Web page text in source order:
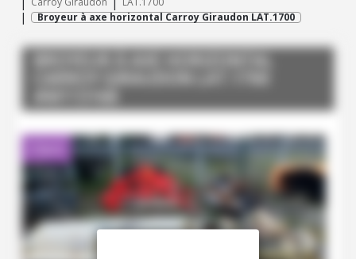
Broyeur à axe horizontal Carroy Giraudon LAT.1700